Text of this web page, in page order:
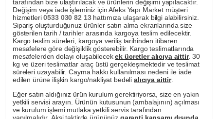
tarafından bize ulaştırılacak ve ürünlerin değişimi yapılacaktır.
Değişim veya iade işleminiz için Afeks Yapı Market müşteri
hizmetleri0533 030 82 13hattımıza ulaşarak bilgi alabilirsiniz.
Sipariş oluşturduğunuz ürünler satın alma ekranlarında size
gösterilen tarih / tarihler arasında kargoya teslim edilecektir.
Kargo teslim süreleri, kargoya veriliş tarihinden itibaren
mesafelere göre değişiklik gösterebilir. Kargo teslimatlarında
mesafelerden dolayı oluşabilecekek ücretler alıcıya aittir. 30
kg ve üzeri teslimatlar araç üstü gerçekleşmektedir ve teslimat
süreleri uzayabilir. Cayma hakkı kullanılması nedeni ile iade
edilen ürüne ilişkin kargo/nakliyat bedeli alıcıya aittir.
Eğer satın aldığınız ürün kurulum gerektiriyorsa, size en yakın
yetkili servisi arayın. Ürünün kutusunun (ambalajının) açılması
ve kurulum işlemi mutlaka yetkili servis tarafından